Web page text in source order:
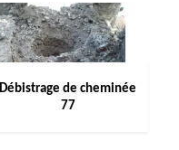
Débistrage de cheminée
77